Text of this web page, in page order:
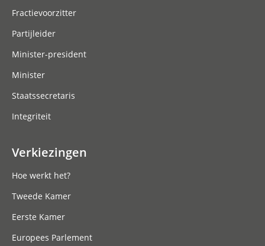
Fractievoorzitter
Partijleider
Minister-president
Minister
Staatssecretaris
Integriteit
Verkiezingen
Hoe werkt het?
Tweede Kamer
Eerste Kamer
Europees Parlement